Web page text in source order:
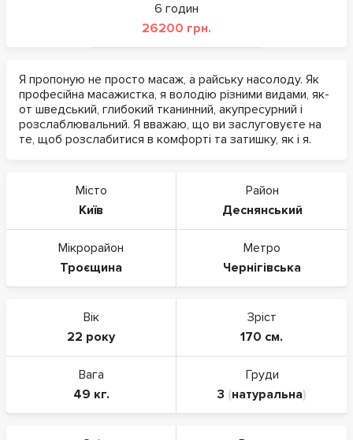
6 годин
26200 грн.
Я пропоную не просто масаж, а райську насолоду. Як
професійна масажистка, я володію різними видами, як-
от шведський, глибокий тканинний, акупресурний і
розслаблювальний. Я вважаю, що ви заслуговуєте на
те, щоб розслабитися в комфорті та затишку, як і я.
Місто
Київ
Район
Деснянський
Мікрорайон
Троєщина
Метро
Чернігівська
Вік
22 року
Зріст
170 см.
Вага
49 кг.
Груди
3 (натуральна)